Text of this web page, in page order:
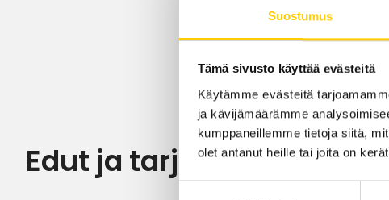
Suostumus
Tämä sivusto käyttää evästeitä
Käytämme evästeitä
ja kävijämäärämme
kumppaneillemme tietoja siitä,
olet antanut heille tai joita on
Edut ja tarjoukset